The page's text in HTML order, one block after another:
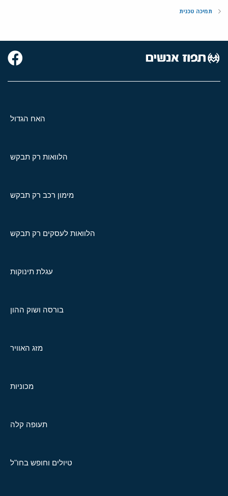
תמיכה טכנית
האח הגדול
הלוואות רק תבקש
מימון רכב רק תבקש
הלוואות לעסקים רק תבקש
עגלת תינוקות
בורסה ושוק ההון
מזג האוויר
מכוניות
תעופה קלה
טיולים וחופש בחו"ל